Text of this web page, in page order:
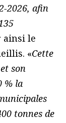
2026, afin
ainsi le
«Cette
son
% la
tonnes de